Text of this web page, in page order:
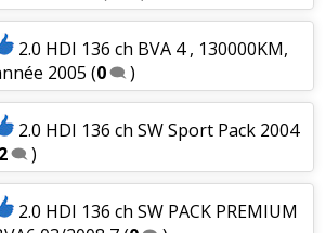
2.0 HDI 136 ch BVA 4 , 130000KM,
2005 (0 )
2.0 HDI 136 ch SW Sport Pack 2004
)
2.0 HDI 136 ch SW PACK PREMIUM